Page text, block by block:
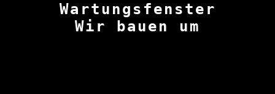
Wartungsfenster
Wir bauen um